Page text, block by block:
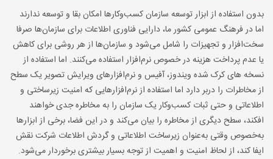
بدون استفاده از ابزار توسعه سازمان کسب‌وکارها امکان بقا و توسعه ندارند
اما در فرهنگ عمومی کشور ما، دارایی فناوری اطلاعات برای سازمان‌ها صرفا
سخت‌افزار و تجهیزات را شامل می‌شود و سازمان‌ها از هر روشی برای کاهش
یا عدم پرداخت هزینه در خصوص نرم‌افزار استفاده می‌کنند. اما استفاده از
نسخه های کرک شده ویندوز، آفیس و نرم‌افزارهای ویرایش تصویر یک سطح
از مخاطرات را دربر دارد اما استفاده از نرم‌افزارهایی که امنیت زیرساختی و
اطلاعاتی و حتی ثبات کسب‌وکار یک سازمان را به مخاطره جدی خواهند
افکند، سطح دیگری از مخاطره را بیان می‌کند و در این فضا، برخی از ابزارها
به‌خصوص وقتی به‌عنوان زیرساخت اطلاعاتی و گردش اطلاعات شرکت نقش
ایفا کند، از لحاظ امنیت و اهمیت از توجه بسیار بیشتری برخوردار می‌شود.